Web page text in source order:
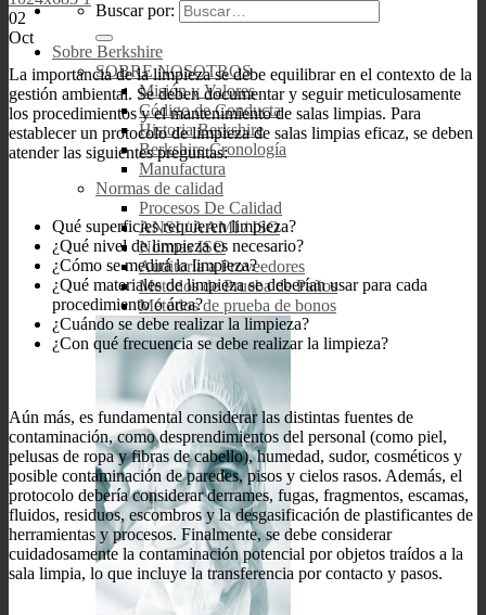
Buscar por:
Sobre Berkshire
SOBRE NOSOTROS
Misión y Valores
Código de Conducta
Historia Berkshire
Berkshire Cronología
Manufactura
Normas de calidad
Procesos De Calidad
ANSI / AAMI / ISO
Normas ISO
Auditoría a Proveedores
Metodos de Prueba de Paños
Métodos de prueba de bonos
02
Oct
La importancia de la limpieza se debe equilibrar en el contexto de la
gestión ambiental. Se deben documentar y seguir meticulosamente
los procedimientos y el mantenimiento de salas limpias. Para
establecer un protocolo de limpieza de salas limpias eficaz, se deben
atender las siguientes preguntas:
Qué superficies requieren limpieza?
¿Qué nivel de limpieza es necesario?
¿Cómo se medirá la limpieza?
¿Qué materiales de limpieza se deberían usar para cada
procedimiento o área?
¿Cuándo se debe realizar la limpieza?
¿Con qué frecuencia se debe realizar la limpieza?
Aún más, es fundamental considerar las distintas fuentes de
contaminación, como desprendimientos del personal (como piel,
pelusas de ropa y fibras de cabello), humedad, sudor, cosméticos y
posible contaminación de paredes, pisos y cielos rasos. Además, el
protocolo debería considerar derrames, fugas, fragmentos, escamas,
fluidos, residuos, escombros y la desgasificación de plastificantes de
herramientas y procesos. Finalmente, se debe considerar
cuidadosamente la contaminación potencial por objetos traídos a la
sala limpia, lo que incluye la transferencia por contacto y pasos.